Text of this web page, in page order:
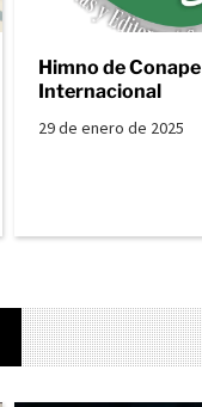
Himno de Conape
Internacional
29 de enero de 2025